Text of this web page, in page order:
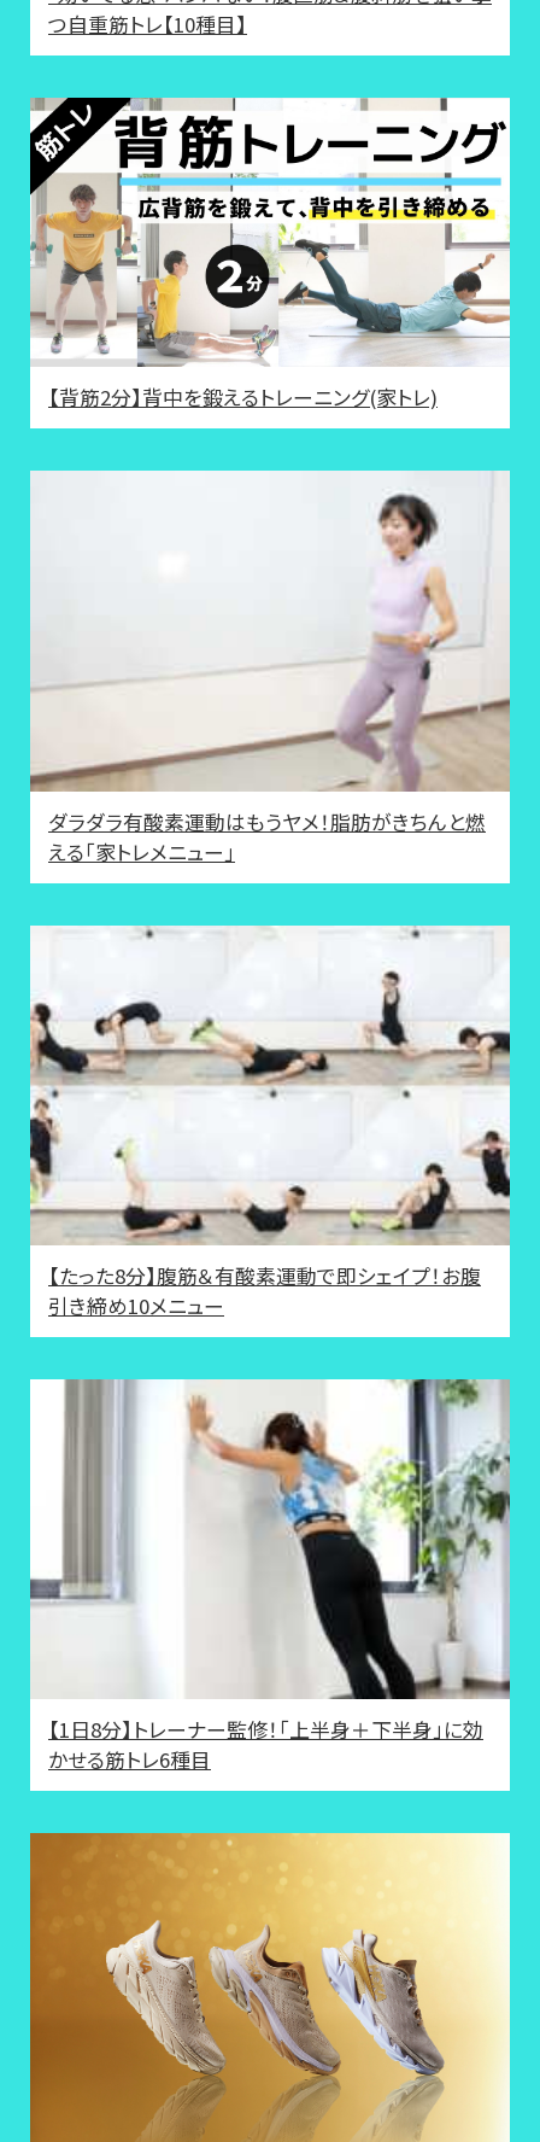
つ自重筋トレ【10種目】
【背筋2分】背中を鍛えるトレーニング(家トレ)
ダラダラ有酸素運動はもうヤメ！脂肪がきちんと燃
える「家トレメニュー」
【たった8分】腹筋＆有酸素運動で即シェイプ！お腹
引き締め10メニュー
【1日8分】トレーナー監修！「上半身＋下半身」に効
かせる筋トレ6種目